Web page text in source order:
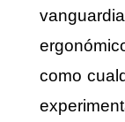
como